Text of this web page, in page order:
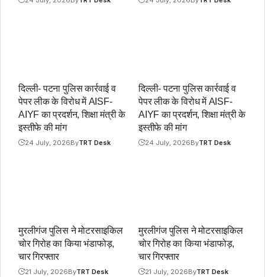
दिल्ली- पटना पुलिस कार्रवाई व
पेपर लीक के विरोध में AISF-
AIYF का प्रदर्शन, शिक्षा मंत्री के
इस्तीफे की मांग
24 July, 2026ByTRT Desk
मुरलीगंज पुलिस ने मोटरसाइकिल
चोर गिरोह का किया भंडाफोड़,
चार गिरफ्तार
21 July, 2026ByTRT Desk
दिल्ली- पटना पुलिस कार्रवाई व
पेपर लीक के विरोध में AISF-
AIYF का प्रदर्शन, शिक्षा मंत्री के
इस्तीफे की मांग
24 July, 2026ByTRT Desk
मुरलीगंज पुलिस ने मोटरसाइकिल
चोर गिरोह का किया भंडाफोड़,
चार गिरफ्तार
21 July, 2026ByTRT Desk